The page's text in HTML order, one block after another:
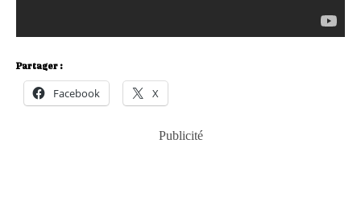
Partager :
Facebook X
Publicité